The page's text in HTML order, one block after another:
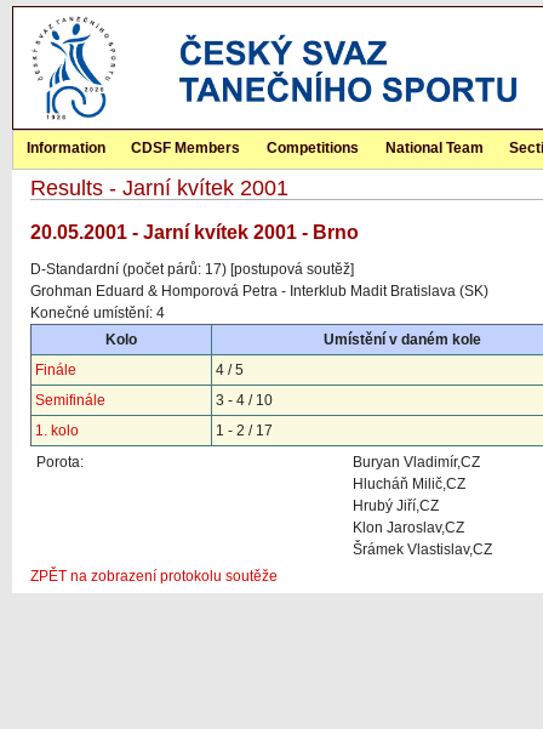
Information CDSF Members Competitions National Team
Results - Jarní kvítek 2001
20.05.2001 - Jarní kvítek 2001 - Brno
D-Standardní (počet párů: 17) [postupová soutěž]
Grohman Eduard & Homporová Petra - Interklub Madit Bratislava (SK)
Konečné umístění: 4
Kolo
Umístění v daném kole
Finále
4 / 5
Semifinále
3 - 4 / 10
1. kolo
1 - 2 / 17
Porota:
Buryan Vladimír,CZ
Hlucháň Milič,CZ
Hrubý Jiří,CZ
Klon Jaroslav,CZ
Šrámek Vlastislav,CZ
ZPĚT na zobrazení protokolu soutěže